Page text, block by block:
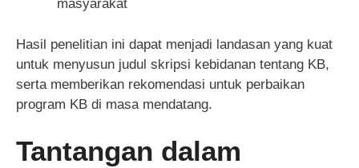
masyarakat
Hasil penelitian ini dapat menjadi landasan yang kuat
untuk menyusun judul skripsi kebidanan tentang KB,
serta memberikan rekomendasi untuk perbaikan
program KB di masa mendatang.
Tantangan dalam